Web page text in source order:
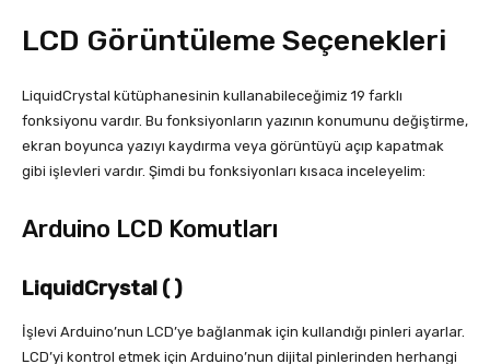
LCD Görüntüleme Seçenekleri
LiquidCrystal kütüphanesinin kullanabileceğimiz 19 farklı
fonksiyonu vardır. Bu fonksiyonların yazının konumunu değiştirme,
ekran boyunca yazıyı kaydırma veya görüntüyü açıp kapatmak
gibi işlevleri vardır. Şimdi bu fonksiyonları kısaca inceleyelim:
Arduino LCD Komutları
LiquidCrystal ( )
İşlevi Arduino’nun LCD’ye bağlanmak için kullandığı pinleri ayarlar.
LCD’yi kontrol etmek için Arduino’nun dijital pinlerinden herhangi